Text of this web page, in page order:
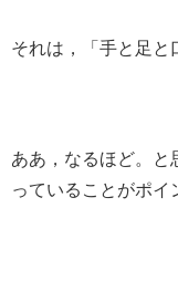
それは，「手と足と
ああ，なるほど。と
っていることがポイ